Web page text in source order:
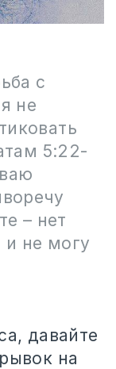
с
не
5:22-
– нет
и не могу
давайте
на